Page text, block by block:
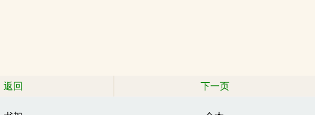
返回 下一页